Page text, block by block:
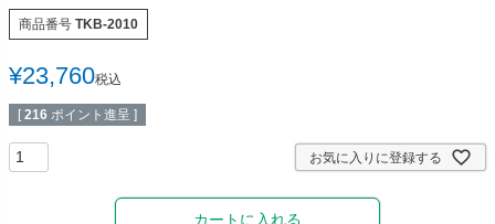
ワゴン／ダストボックス
ホームケア・ヘルスケア
用品
健康補助食品
エアクリーナー／スリッ
パクリーナー
商品番号 TKB-2010
¥23,760税込
[ 216 ポイント進呈 ]
お気に入りに登録する
カートに入れる